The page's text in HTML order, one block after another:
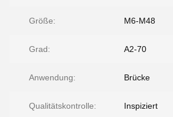
Größe: M6-M48
Grad: A2-70
Anwendung: Brücke
Qualitätskontrolle: Inspiziert